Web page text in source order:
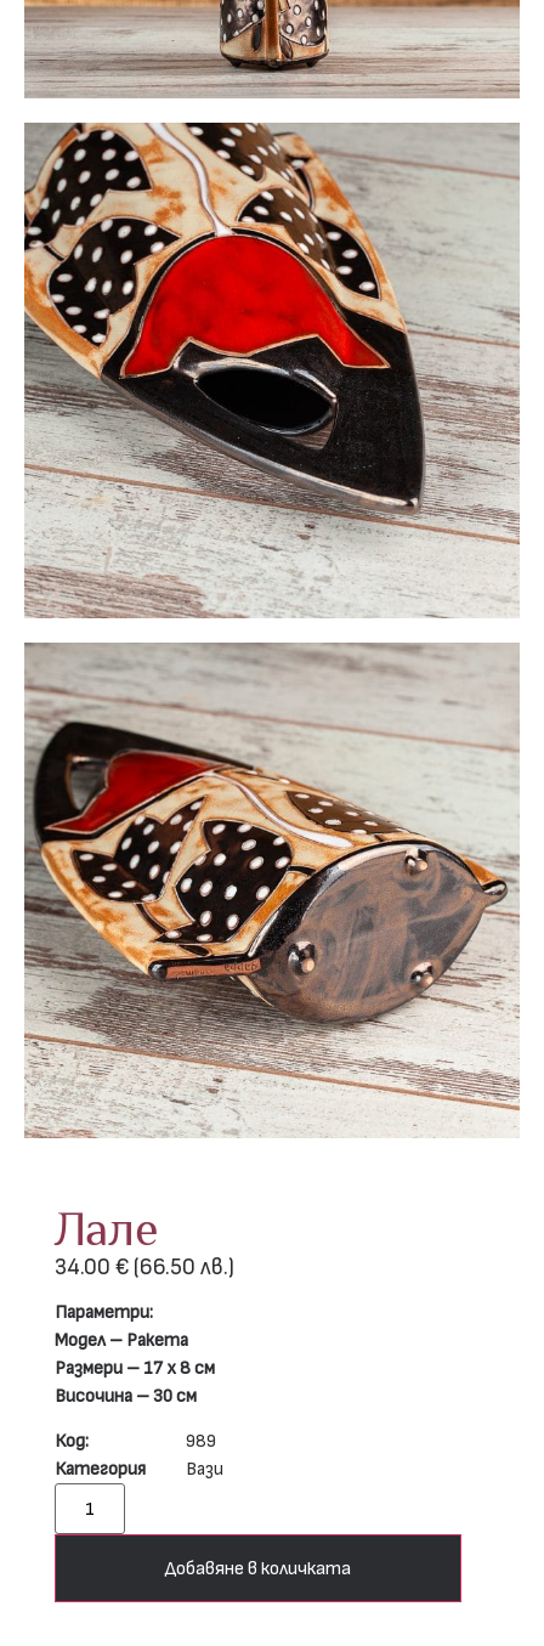
Лале
34.00 € (66.50 лв.)
Параметри:
Модел – Ракета
Размери – 17 х 8 см
Височина – 30 см
Код:
989
Категория
Вази
Добавяне в количката